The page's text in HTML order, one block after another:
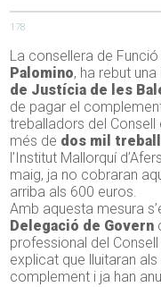
178
La consellera de
Palomino, ha rebut
de Justícia de les
de pagar el
treballadors del
més de dos mil
l’Institut Mallorquí
maig, ja no cobraran
arriba als 600 euros.
Amb aquesta mesura
Delegació de Govern
professional del
explicat que lluitaran
complement i ja han